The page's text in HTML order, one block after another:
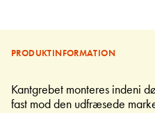
PRODUKTINFORMATION
Kantgrebet monteres indeni
fast mod den udfræsede